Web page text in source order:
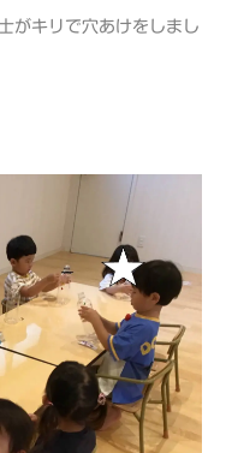
がキリで穴あけをしまし